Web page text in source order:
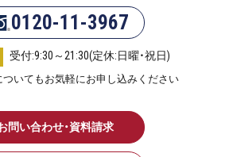
0120-11-3967
受付:9:30～21:30(定休:日曜・祝日)
いてもお気軽にお申し込みください
問い合わせ・資料請求